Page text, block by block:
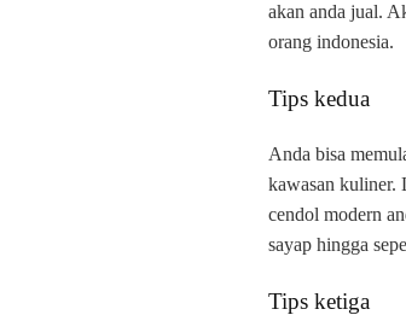
akan anda jual.
orang indonesia.
Tips kedua
Anda bisa
kawasan kuliner.
cendol modern
sayap hingga
Tips ketiga